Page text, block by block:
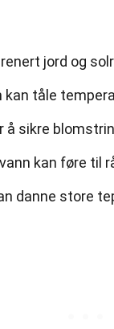
jord og
tåle
sikre
kan føre til
danne store